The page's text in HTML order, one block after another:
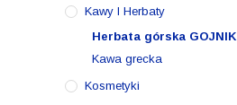
Kawy I Herbaty
Herbata górska GOJNIK
Kawa grecka
Kosmetyki